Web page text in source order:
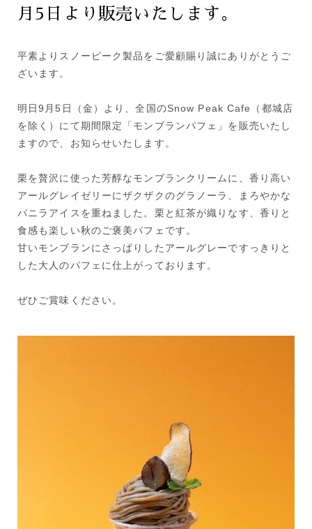
月5日より販売いたします。
平素よりスノーピーク製品をご愛顧賜り誠にありがとうご
ざいます。
明日9月5日（金）より、全国のSnow Peak Cafe（都城店
を除く）にて期間限定「モンブランパフェ」を販売いたし
ますので、お知らせいたします。
栗を贅沢に使った芳醇なモンブランクリームに、香り高い
アールグレイゼリーにザクザクのグラノーラ、まろやかな
バニラアイスを重ねました。栗と紅茶が織りなす、香りと
食感も楽しい秋のご褒美パフェです。
甘いモンブランにさっぱりしたアールグレーですっきりと
した大人のパフェに仕上がっております。
ぜひご賞味ください。